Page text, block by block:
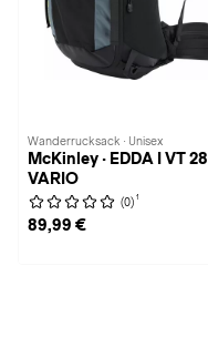
Wanderrucksack · Unisex
McKinley · EDDA I VT 28
VARIO
(0) 1
89,99 €